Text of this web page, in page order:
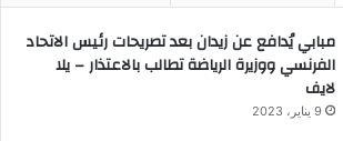
مبابي يُدافع عن زيدان بعد تصريحات رئيس الاتحاد
الفرنسي ووزيرة الرياضة تطالب بالاعتذار – يلا
لايف
9 يناير، 2023